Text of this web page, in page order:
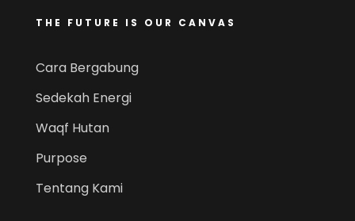
THE FUTURE IS OUR CANVAS
Cara Bergabung
Sedekah Energi
Waqf Hutan
Purpose
Tentang Kami